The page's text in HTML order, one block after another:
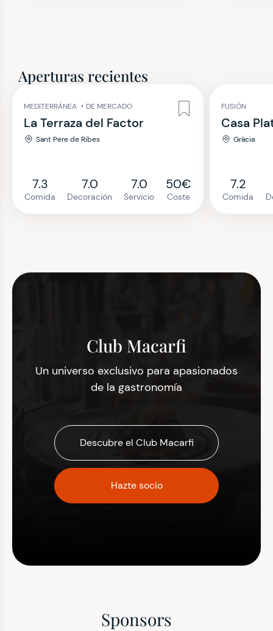
Aperturas recientes
MEDITERRÁNEA • DE MERCADO
La Terraza del Factor
Sant Pere de Ribes
7.3
Comida
7.0
Decoración
7.0
Servicio
50€
Coste
FUSIÓN
Casa
Gràcia
7.2
Comida
Club Macarfi
Un universo exclusivo para apasionados
de la gastronomía
Descubre el Club Macarfi
Hazte socio
Sponsors